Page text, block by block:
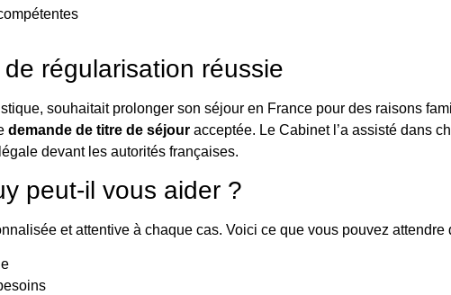
régularisation réussie
souhaitait prolonger son séjour en France pour des raisons
demande de titre de séjour acceptée. Le Cabinet l’a assisté dans
devant les autorités françaises.
peut-il vous aider ?
et attentive à chaque cas. Voici ce que vous pouvez attendre